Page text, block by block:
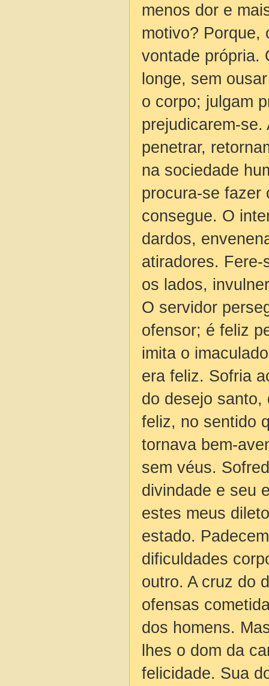
menos dor e
motivo? Porque,
vontade própria.
longe, sem
o corpo; julgam
prejudicarem-
penetrar,
na sociedade
procura-se fazer
consegue. O
dardos,
atiradores.
os lados,
O servidor
ofensor; é feliz
imita o
era feliz. Sofria
do desejo santo,
feliz, no sentido
tornava bem-
sem véus.
divindade e seu
estes meus
estado.
dificuldades
outro. A cruz do
ofensas
dos homens.
lhes o dom da
felicidade. Sua